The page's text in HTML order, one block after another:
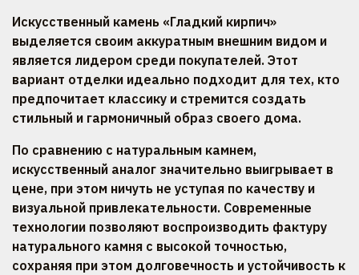
Искусственный камень «Гладкий кирпич»
выделяется своим аккуратным внешним видом и
является лидером среди покупателей. Этот
вариант отделки идеально подходит для тех, кто
предпочитает классику и стремится создать
стильный и гармоничный образ своего дома.
По сравнению с натуральным камнем,
искусственный аналог значительно выигрывает в
цене, при этом ничуть не уступая по качеству и
визуальной привлекательности. Современные
технологии позволяют воспроизводить фактуру
натурального камня с высокой точностью,
сохраняя при этом долговечность и устойчивость к